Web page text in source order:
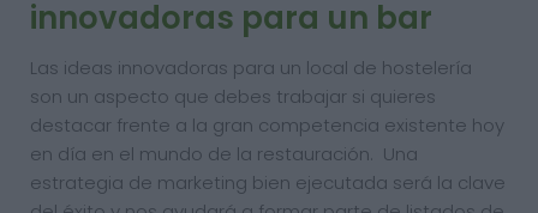
innovadoras para un bar
Las ideas innovadoras para un local de hostelería
son un aspecto que debes trabajar si quieres
destacar frente a la gran competencia existente hoy
en día en el mundo de la restauración. Una
estrategia de marketing bien ejecutada será la clave